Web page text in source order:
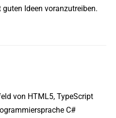
Ideen voranzutreiben.
von HTML5, TypeScript
C#